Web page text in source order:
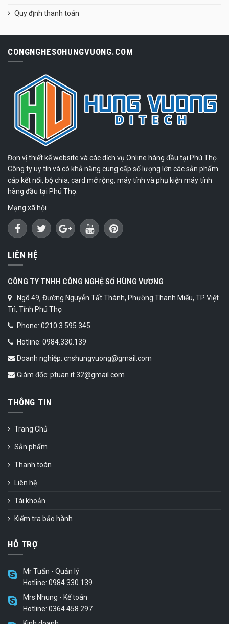
Quy định thanh toán
CONGNGHESOHUNGVUONG.COM
Đơn vị thiết kế website và các dịch vụ Online hàng đầu tại Phú Thọ.
Công ty uy tín và có khả năng cung cấp số lượng lớn các sản phẩm
cáp kết nối, bộ chia, card mở rộng, máy tính và phụ kiện máy tính
hàng đầu tại Phú Thọ.
Mạng xã hội
LIÊN HỆ
CÔNG TY TNHH CÔNG NGHỆ SỐ HÙNG VƯƠNG
Ngõ 49, Đường Nguyễn Tất Thành, Phường Thanh Miếu, TP Việt
Trì, Tỉnh Phú Thọ
Phone: 0210 3 595 345
Hotline: 0984.330.139
Doanh nghiệp: cnshungvuong@gmail.com
Giám đốc: ptuan.it.32@gmail.com
THÔNG TIN
Trang Chủ
Sản phẩm
Thanh toán
Liên hệ
Tài khoản
Kiểm tra bảo hành
HỖ TRỢ
Mr Tuấn - Quản lý
Hotline: 0984.330.139
Mrs Nhung - Kế toán
Hotline: 0364.458.297